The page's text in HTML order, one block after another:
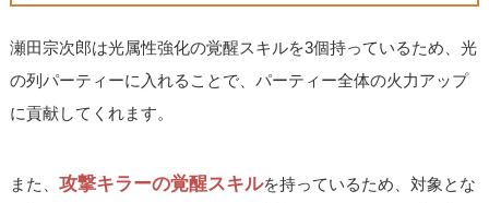
瀬田宗次郎は光属性強化の覚醒スキルを3個持っているため、光
の列パーティーに入れることで、パーティー全体の火力アップ
に貢献してくれます。
また、攻撃キラーの覚醒スキルを持っているため、対象とな